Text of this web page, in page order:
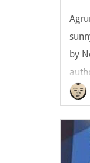
by
รีส์
อ่าน